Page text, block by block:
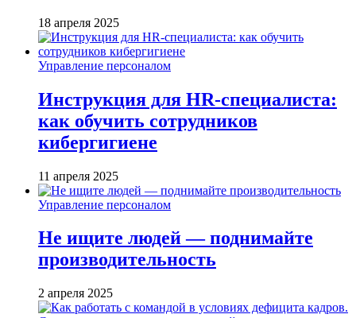
18 апреля 2025
Управление персоналом
Инструкция для HR-специалиста:
как обучить сотрудников
кибергигиене
11 апреля 2025
Управление персоналом
Не ищите людей — поднимайте
производительность
2 апреля 2025